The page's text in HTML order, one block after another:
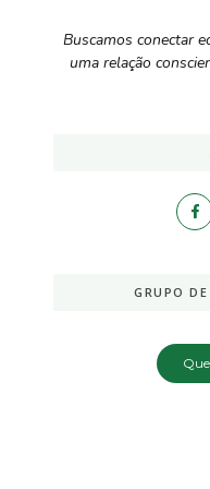
Buscamos conectar
uma relação
GRUPO